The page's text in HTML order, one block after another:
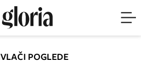
POGLEDE